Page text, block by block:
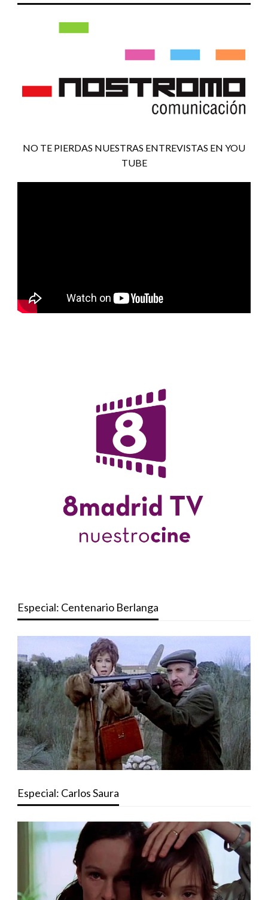
NO TE PIERDAS NUESTRAS ENTREVISTAS EN YOU
TUBE
Especial: Centenario Berlanga
Especial: Carlos Saura